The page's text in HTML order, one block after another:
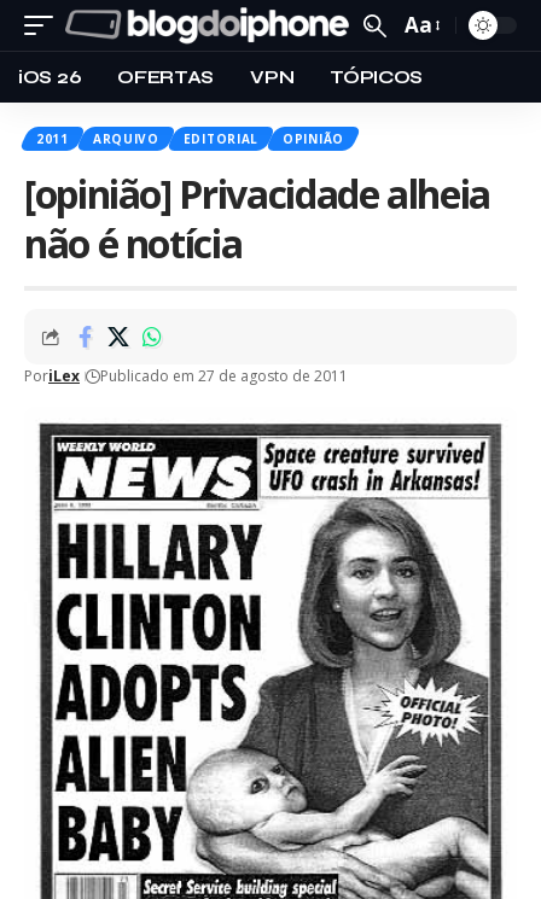
Aa
iOS 26 OFERTAS VPN TÓPICOS
2011 ARQUIVO EDITORIAL OPINIÃO
[opinião] Privacidade alheia
não é notícia
PoriLex Publicado em 27 de agosto de 2011